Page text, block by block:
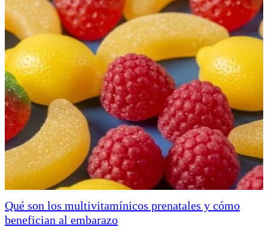
Qué son los multivitamínicos prenatales y cómo
benefician al embarazo